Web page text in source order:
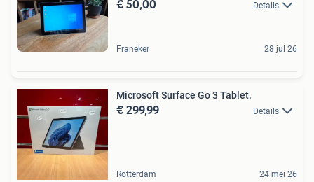
€ 50,00 Details
Franeker 28 jul 26
Microsoft Surface Go 3 Tablet.
€ 299,99 Details
Rotterdam 24 mei 26